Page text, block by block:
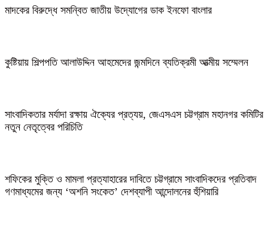
মাদকের বিরুদ্ধে সমন্বিত জাতীয় উদ্যোগের ডাক ইনফো বাংলার
কুষ্টিয়ায় শিল্পপতি আলাউদ্দিন আহমেদের জন্মদিনে ব্যতিক্রমী আত্মীয় সম্মেলন
সাংবাদিকতার মর্যাদা রক্ষায় ঐক্যের প্রত্যয়, জেএসএস চট্টগ্রাম মহানগর কমিটির
নতুন নেতৃত্বের পরিচিতি
শফিকের মুক্তি ও মামলা প্রত্যাহারের দাবিতে চট্টগ্রামে সাংবাদিকদের প্রতিবাদ
গণমাধ্যমের জন্য ‘অশনি সংকেত’ দেশব্যাপী আন্দোলনের হুঁশিয়ারি